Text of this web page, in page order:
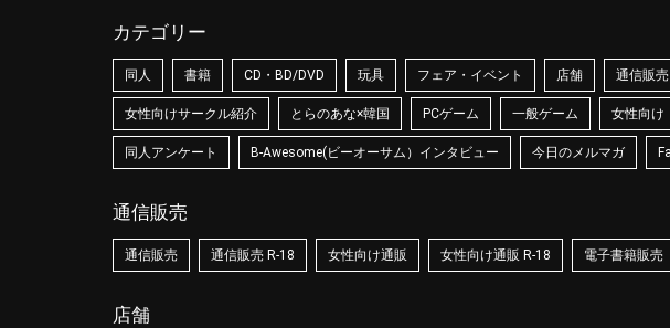
カテゴリー
同人 書籍 CD・BD/DVD 玩具 フェア・イベント 店舗 通信販売
女性向けサークル紹介 とらのあな×韓国 PCゲーム 一般ゲーム 女性向け
同人アンケート B-Awesome(ビーオーサム）インタビュー 今日のメルマガ
通信販売
通信販売 通信販売 R-18 女性向け通販 女性向け通販 R-18 電子書籍販売
店舗